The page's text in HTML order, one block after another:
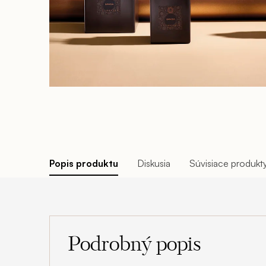
Popis produktu Diskusia Súvisiace
Podrobný popis